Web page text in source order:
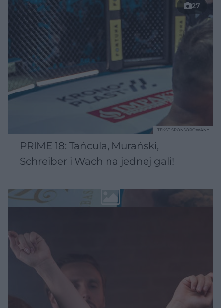
27
PRIME 18: Tańcula, Murański,
Schreiber i Wach na jednej gali!
TEKST SPONSOROWANY